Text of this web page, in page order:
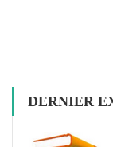
DERNIER